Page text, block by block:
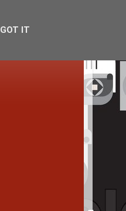
GOT IT